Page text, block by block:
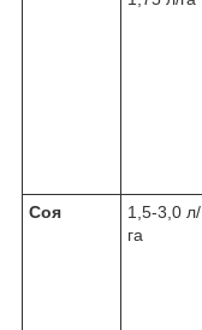
Соя
1,5-3,0 л/
га